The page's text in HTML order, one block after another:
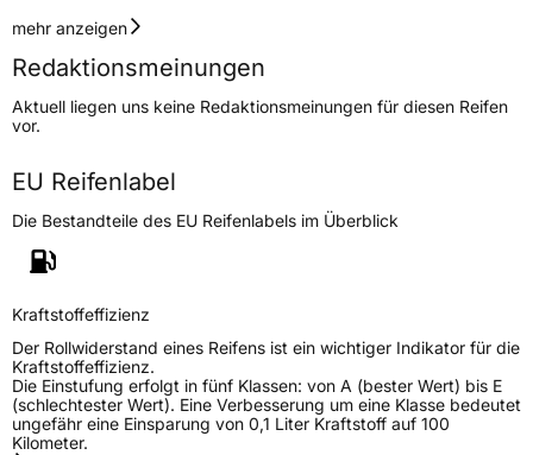
Geschwindigkeitsindex
Höchstgeschwindigkeit
140 km/h
Lastindex104/102
Höchstlast900/850 kg
Generelle Merkmale
Fahrzeugtyp
ModellnameCSR 71
FahrzeugartTransporter
mehr anzeigen
Redaktionsmeinungen
Aktuell liegen uns keine Redaktionsmeinungen für diesen Reifen
vor.
EU Reifenlabel
Die Bestandteile des EU Reifenlabels im Überblick
Kraftstoffeffizienz
Der Rollwiderstand eines Reifens ist ein wichtiger Indikator für die
Kraftstoffeffizienz.
Die Einstufung erfolgt in fünf Klassen: von A (bester Wert) bis E
(schlechtester Wert). Eine Verbesserung um eine Klasse bedeutet
ungefähr eine Einsparung von 0,1 Liter Kraftstoff auf 100
Kilometer.